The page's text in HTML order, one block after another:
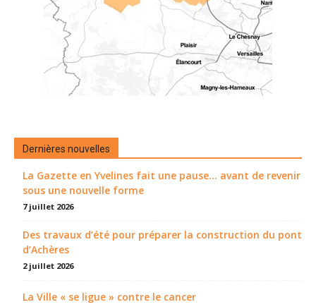
Dernières nouvelles
La Gazette en Yvelines fait une pause... avant de revenir
sous une nouvelle forme
7 juillet 2026
Des travaux d’été pour préparer la construction du pont
d’Achères
2 juillet 2026
La Ville « se ligue » contre le cancer